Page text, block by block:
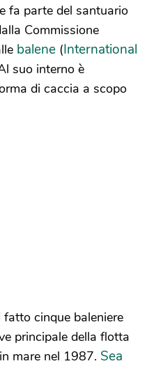
fa parte del santuario
Commissione
balene (International
suo interno è
di caccia a scopo
fatto cinque baleniere
principale della flotta
mare nel 1987. Sea